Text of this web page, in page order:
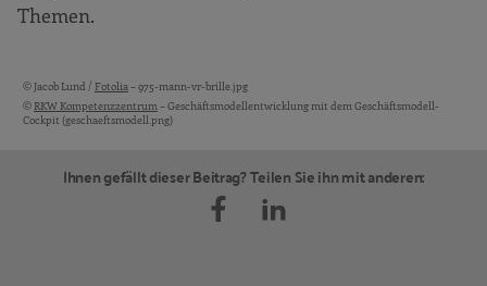
Themen.
Bildquellen und Copyright-Hinweise
© Jacob Lund / Fotolia– 975-mann-vr-brille.jpg
©RKW Kompetenzzentrum– Geschäftsmodellentwicklung mit dem Geschäftsmodell-
Cockpit (geschaeftsmodell.png)
Ihnen gefällt dieser Beitrag? Teilen Sie ihn mit anderen: